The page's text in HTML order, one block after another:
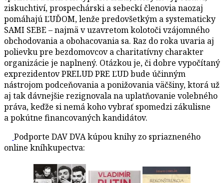
ziskuchtiví, prospechárski a sebeckí členovia naozaj
pomáhajú ĽUĎOM, lenže predovšetkým a systematicky
SAMI SEBE – najmä v uzavretom kolotoči vzájomného
obchodovania a obohacovania sa. Raz do roka uvaria aj
polievku pre bezdomovcov a charitatívny charakter
organizácie je naplnený. Otázkou je, či dobre vypočítaný
exprezidentov PRELUD PRE ĽUD bude účinným
nástrojom podceňovania a ponižovania väčšiny, ktorá už
aj tak dávnejšie rezignovala na uplatňovanie volebného
práva, keďže si nemá koho vybrať spomedzi zákulisne
a pokútne financovaných kandidátov.
Podporte DAV DVA kúpou knihy zo spriazneného
online kníhkupectva: